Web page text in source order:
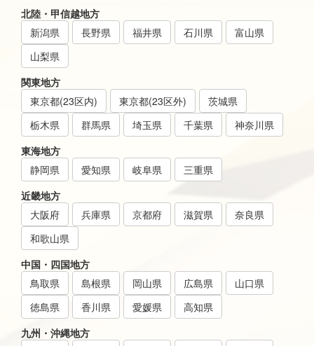
北陸・甲信越地方
新潟県
長野県 福井県 石川県
富山県
山梨県
関東地方
東京都(23区内)
東京都(23区外)
茨城県
栃木県
群馬県 埼玉県 千葉県
神奈川県
東海地方
静岡県
愛知県 岐阜県
三重県
近畿地方
大阪府
兵庫県 京都府 滋賀県
奈良県
和歌山県
中国・四国地方
鳥取県
島根県 岡山県 広島県
山口県
徳島県
香川県 愛媛県
高知県
九州・沖縄地方